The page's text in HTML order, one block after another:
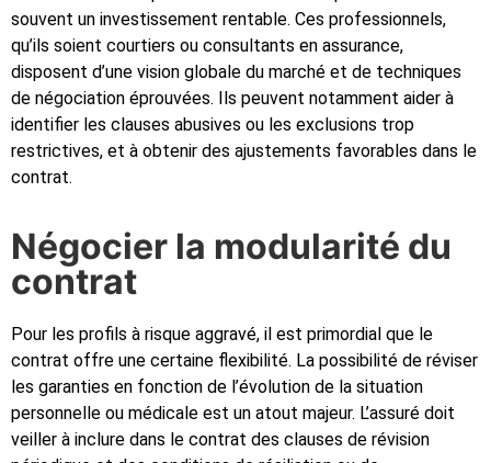
souvent un investissement rentable. Ces professionnels,
qu’ils soient courtiers ou consultants en assurance,
disposent d’une vision globale du marché et de techniques
de négociation éprouvées. Ils peuvent notamment aider à
identifier les clauses abusives ou les exclusions trop
restrictives, et à obtenir des ajustements favorables dans le
contrat.
Négocier la modularité du
contrat
Pour les profils à risque aggravé, il est primordial que le
contrat offre une certaine flexibilité. La possibilité de réviser
les garanties en fonction de l’évolution de la situation
personnelle ou médicale est un atout majeur. L’assuré doit
veiller à inclure dans le contrat des clauses de révision